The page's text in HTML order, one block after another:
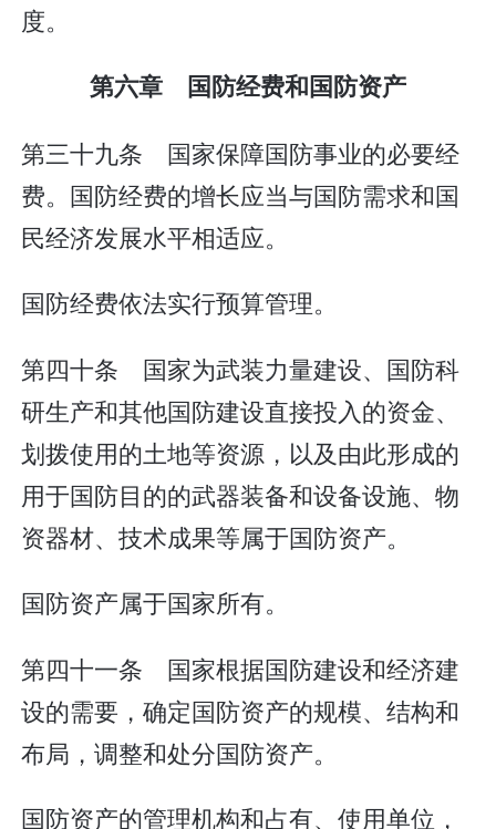
度。
第六章 国防经费和国防资产
第三十九条 国家保障国防事业的必要经
费。国防经费的增长应当与国防需求和国
民经济发展水平相适应。
国防经费依法实行预算管理。
第四十条 国家为武装力量建设、国防科
研生产和其他国防建设直接投入的资金、
划拨使用的土地等资源，以及由此形成的
用于国防目的的武器装备和设备设施、物
资器材、技术成果等属于国防资产。
国防资产属于国家所有。
第四十一条 国家根据国防建设和经济建
设的需要，确定国防资产的规模、结构和
布局，调整和处分国防资产。
国防资产的管理机构和占有、使用单位，